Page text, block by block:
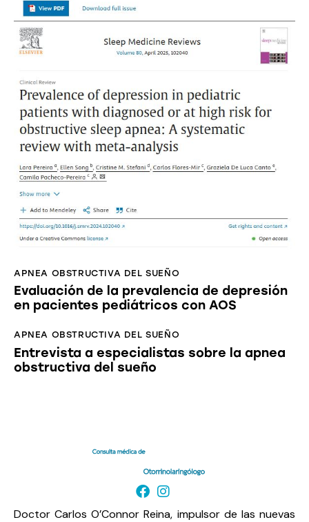
APNEA OBSTRUCTIVA DEL SUEÑO
Evaluación de la prevalencia de depresión
en pacientes pediátricos con AOS
APNEA OBSTRUCTIVA DEL SUEÑO
Entrevista a especialistas sobre la apnea
obstructiva del sueño
Doctor Carlos O’Connor Reina, impulsor de las nuevas